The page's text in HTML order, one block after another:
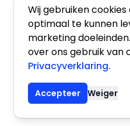
Wij gebruiken
optimaal te kunnen
marketing
over ons gebruik van
Privacyverklaring.
Accepteer Weiger
Schakel of automaat?
© 2026 De Auto Atlas,